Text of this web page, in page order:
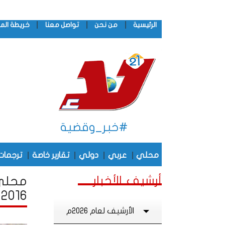
الرئيسية من نحن تواصل معنا خريطة
#خبر_وقضية
محلي عربي دولي تقارير خاصة
2016
أرشيف الأخبار
الأرشيف لعام 2026م